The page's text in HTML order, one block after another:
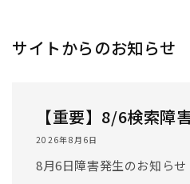
サイトからのお知らせ
【重要】8/6検索障
2026年8月6日
8月6日障害発生のお知らせ